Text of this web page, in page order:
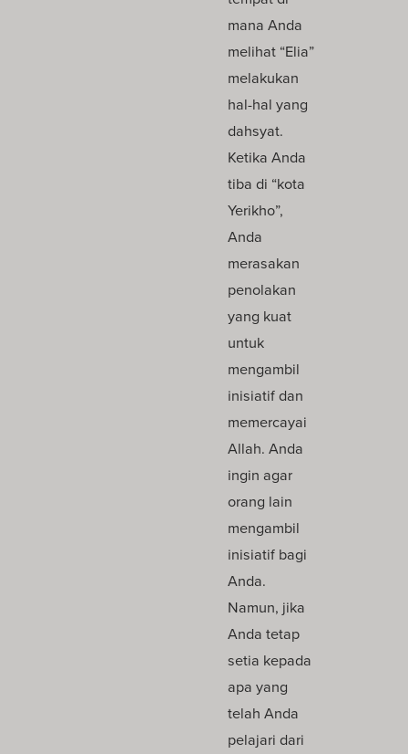
mana Anda
melihat “Elia”
melakukan
hal-hal yang
dahsyat.
Ketika Anda
tiba di “kota
Yerikho”,
Anda
merasakan
penolakan
yang kuat
untuk
mengambil
inisiatif dan
memercayai
Allah. Anda
ingin agar
orang lain
mengambil
inisiatif bagi
Anda.
Namun, jika
Anda tetap
setia kepada
apa yang
telah Anda
pelajari dari